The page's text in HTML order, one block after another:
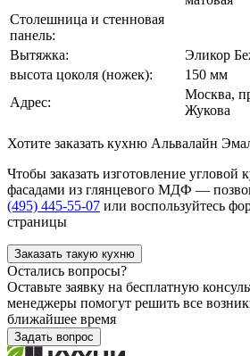
Столешница и стенновая
панель:
Вытяжка:
Эликор
высота цоколя (ножек):
150 мм
Адрес:
Москва,
Жукова
Хотите заказать кухню Альвалайн
Чтобы заказать изготовление угловой
фасадами из глянцевого МДФ —
(495) 445-55-07 или воспользуйтесь
страницы
Заказать такую кухню
Остались вопросы?
Оставьте заявку на бесплатную
менеджеры помогут решить все
ближайшее время
Задать вопрос